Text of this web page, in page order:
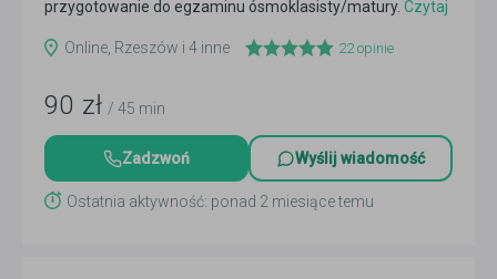
przygotowanie do egzaminu ósmoklasisty/matury. Czytaj
Online, Rzeszów i 4 inne
22opinie
90 zł / 45 min
Zadzwoń Wyślij wiadomość
Ostatnia aktywność: ponad 2 miesiące temu